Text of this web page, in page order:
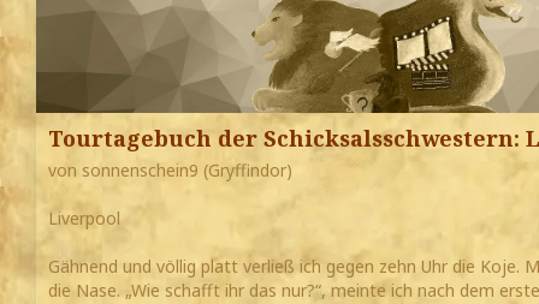
Tourtagebuch der Schicksalsschwestern:
von sonnenschein9 (Gryffindor)
Liverpool
Gähnend und völlig platt verließ ich gegen zehn Uhr die Koje.
die Nase. „Wie schafft ihr das nur?“, meinte ich nach dem